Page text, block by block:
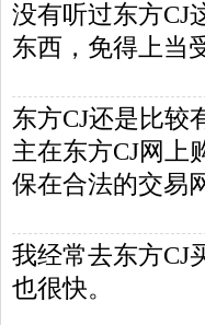
没有听过东方CJ
东西，免得上当
东方CJ还是比较
主在东方CJ网上
保在合法的交易
我经常去东方CJ
也很快。